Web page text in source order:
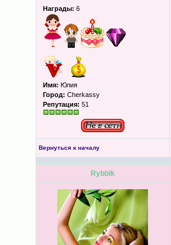
Награды: 6
Имя: Юлия
Город: Cherkassy
Репутация: 51
Вернуться к началу
Rybbik